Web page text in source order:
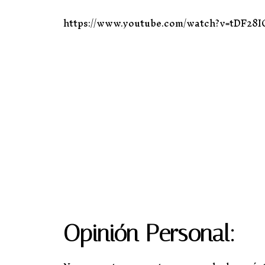
https://www.youtube.com/
Opinión Personal: